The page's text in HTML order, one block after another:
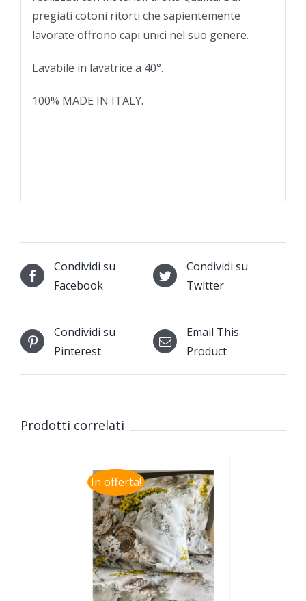
pregiati cotoni ritorti che sapientemente
lavorate offrono capi unici nel suo genere.
Lavabile in lavatrice a 40°.
100% MADE IN ITALY.
Condividi su
Facebook
Condividi su
Twitter
Condividi su
Pinterest
Email This
Product
Prodotti correlati
In offerta!